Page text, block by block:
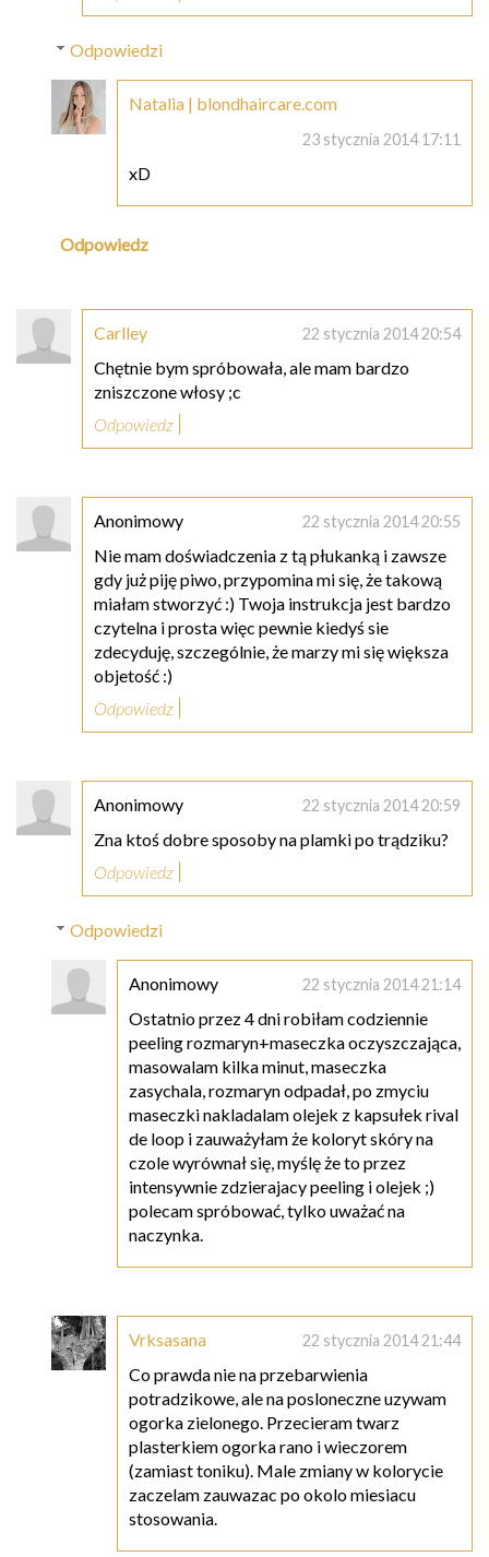
Odpowiedzi
Natalia | blondhaircare.com
23 stycznia 2014 17:11
xD
Odpowiedz
Carlley 22 stycznia 2014 20:54
Chętnie bym spróbowała, ale mam bardzo
zniszczone włosy ;c
Odpowiedz
Anonimowy 22 stycznia 2014 20:55
Nie mam doświadczenia z tą płukanką i zawsze
gdy już piję piwo, przypomina mi się, że takową
miałam stworzyć :) Twoja instrukcja jest bardzo
czytelna i prosta więc pewnie kiedyś sie
zdecyduję, szczególnie, że marzy mi się większa
objetość :)
Odpowiedz
Anonimowy 22 stycznia 2014 20:59
Zna ktoś dobre sposoby na plamki po trądziku?
Odpowiedz
Odpowiedzi
Anonimowy 22 stycznia 2014 21:14
Ostatnio przez 4 dni robiłam codziennie
peeling rozmaryn+maseczka oczyszczająca,
masowalam kilka minut, maseczka
zasychala, rozmaryn odpadał, po zmyciu
maseczki nakladalam olejek z kapsułek rival
de loop i zauważyłam że koloryt skóry na
czole wyrównał się, myślę że to przez
intensywnie zdzierajacy peeling i olejek ;)
polecam spróbować, tylko uważać na
naczynka.
Vrksasana 22 stycznia 2014 21:44
Co prawda nie na przebarwienia
potradzikowe, ale na posloneczne uzywam
ogorka zielonego. Przecieram twarz
plasterkiem ogorka rano i wieczorem
(zamiast toniku). Male zmiany w kolorycie
zaczelam zauwazac po okolo miesiacu
stosowania.